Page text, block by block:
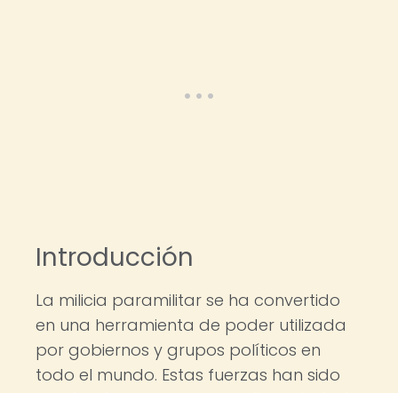
Introducción
La milicia paramilitar se ha convertido
en una herramienta de poder utilizada
por gobiernos y grupos políticos en
todo el mundo. Estas fuerzas han sido